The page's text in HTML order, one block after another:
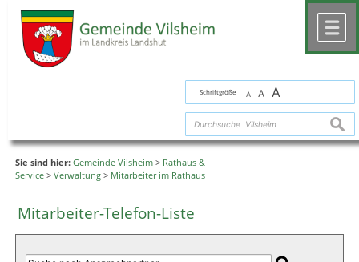
Schriftgröße A A A
Sie sind hier: Gemeinde Vilsheim > Rathaus &
Service > Verwaltung > Mitarbeiter im Rathaus
Mitarbeiter-Telefon-Liste